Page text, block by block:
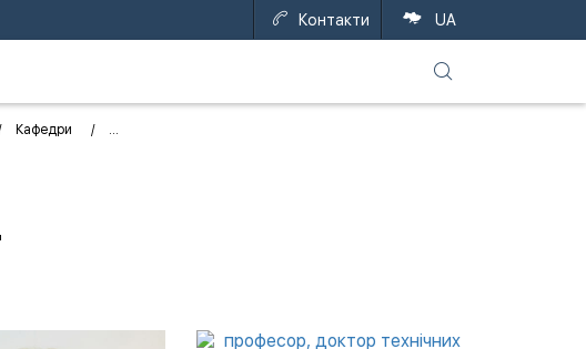
UA
EN
Контакти
Кафедри